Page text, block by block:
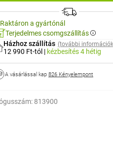
Raktáron a gyártónál
Terjedelmes csomgszállítás
Házhoz szállítás (további
12 990 Ft-tól | kézbesítés4 hétig
A vásárlással kap 826 Kényelempont
813900